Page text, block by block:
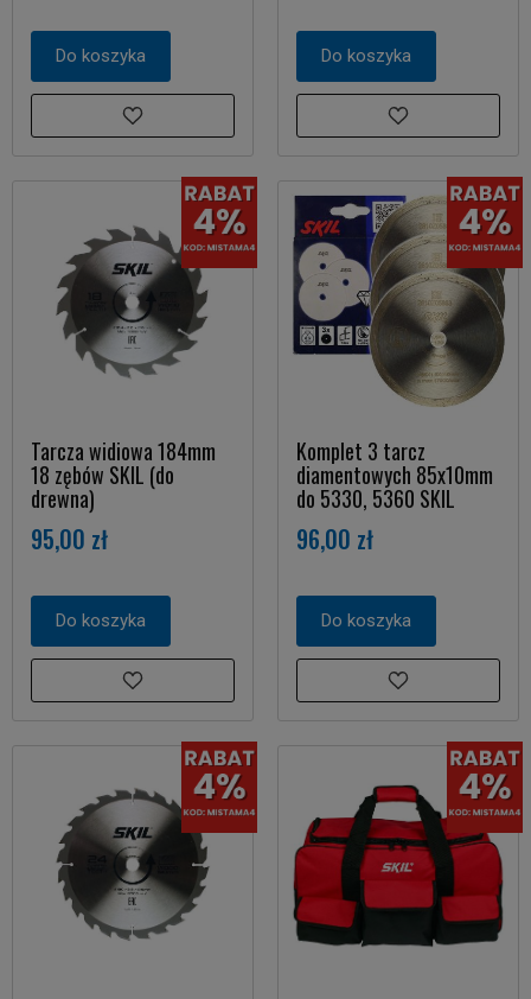
Do koszyka Do koszyka
Tarcza widiowa 184mm
18 zębów SKIL (do
drewna)
95,00 zł
Do koszyka
Komplet 3 tarcz
diamentowych 85x10mm
do 5330, 5360 SKIL
96,00 zł
Do koszyka